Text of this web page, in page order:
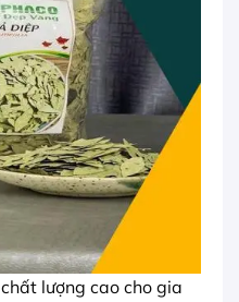
lượng cao cho gia